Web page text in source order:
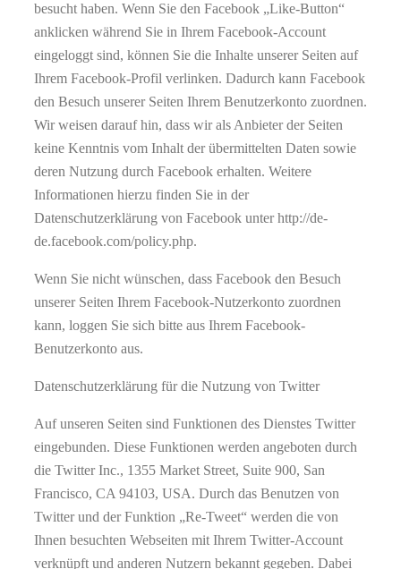
besucht haben. Wenn Sie den Facebook „Like-Button“
anklicken während Sie in Ihrem Facebook-Account
eingeloggt sind, können Sie die Inhalte unserer Seiten auf
Ihrem Facebook-Profil verlinken. Dadurch kann Facebook
den Besuch unserer Seiten Ihrem Benutzerkonto zuordnen.
Wir weisen darauf hin, dass wir als Anbieter der Seiten
keine Kenntnis vom Inhalt der übermittelten Daten sowie
deren Nutzung durch Facebook erhalten. Weitere
Informationen hierzu finden Sie in der
Datenschutzerklärung von Facebook unter http://de-
de.facebook.com/policy.php.
Wenn Sie nicht wünschen, dass Facebook den Besuch
unserer Seiten Ihrem Facebook-Nutzerkonto zuordnen
kann, loggen Sie sich bitte aus Ihrem Facebook-
Benutzerkonto aus.
Datenschutzerklärung für die Nutzung von Twitter
Auf unseren Seiten sind Funktionen des Dienstes Twitter
eingebunden. Diese Funktionen werden angeboten durch
die Twitter Inc., 1355 Market Street, Suite 900, San
Francisco, CA 94103, USA. Durch das Benutzen von
Twitter und der Funktion „Re-Tweet“ werden die von
Ihnen besuchten Webseiten mit Ihrem Twitter-Account
verknüpft und anderen Nutzern bekannt gegeben. Dabei